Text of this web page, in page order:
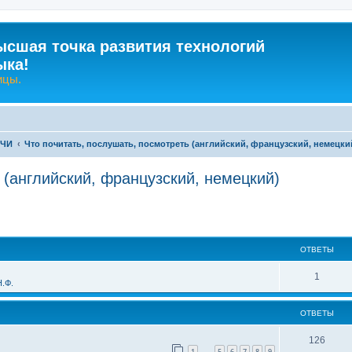
точка развития технологий
Что почитать, послушать, посмотреть (английский, французский,
французский, немецкий)
ОТВЕТЫ
1
т
в
е
ОТВЕТЫ
126О